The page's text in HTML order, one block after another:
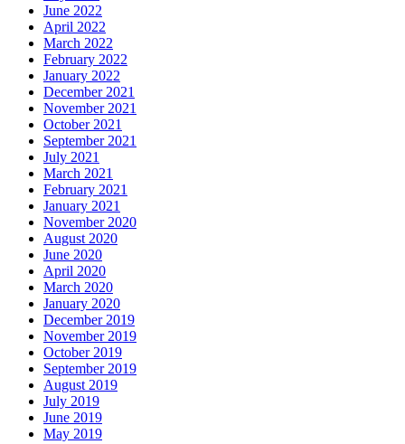
June 2022
April 2022
March 2022
February 2022
January 2022
December 2021
November 2021
October 2021
September 2021
July 2021
March 2021
February 2021
January 2021
November 2020
August 2020
June 2020
April 2020
March 2020
January 2020
December 2019
November 2019
October 2019
September 2019
August 2019
July 2019
June 2019
May 2019